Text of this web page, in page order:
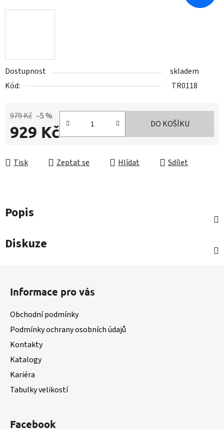
Dostupnost
skladem
Kód:
TR0118
979 Kč –5 %
929 Kč DO KOŠÍKU
Tisk Zeptat se Hlídat Sdílet
Popis
Diskuze
Informace pro vás
Obchodní podmínky
Podmínky ochrany osobních údajů
Kontakty
Katalogy
Kariéra
Tabulky velikostí
Facebook